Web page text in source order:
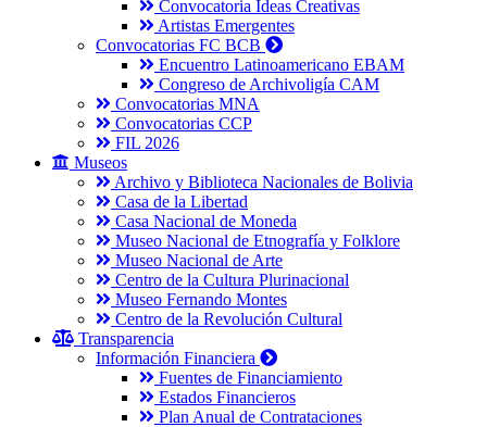
Convocatoria Ideas Creativas
Artistas Emergentes
Convocatorias FC BCB
Encuentro Latinoamericano EBAM
Congreso de Archivoligía CAM
Convocatorias MNA
Convocatorias CCP
FIL 2026
Museos
Archivo y Biblioteca Nacionales de Bolivia
Casa de la Libertad
Casa Nacional de Moneda
Museo Nacional de Etnografía y Folklore
Museo Nacional de Arte
Centro de la Cultura Plurinacional
Museo Fernando Montes
Centro de la Revolución Cultural
Transparencia
Información Financiera
Fuentes de Financiamiento
Estados Financieros
Plan Anual de Contrataciones